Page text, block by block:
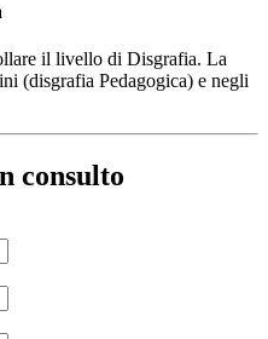
il livello di Disgrafia. La
(disgrafia Pedagogica) e negli
consulto